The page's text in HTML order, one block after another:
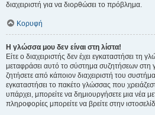
διαχειριστή για να διορθώσει το πρόβλημα.
Κορυφή
Η γλώσσα μου δεν είναι στη λίστα!
Είτε ο διαχειριστής δεν έχει εγκαταστήσει τη
μεταφράσει αυτό το σύστημα συζητήσεων
ζητήσετε από κάποιον διαχειριστή του
εγκαταστήσει το πακέτο γλώσσας που
υπάρχει, μπορείτε να δημιουργήσετε μια νέα
πληροφορίες μπορείτε να βρείτε στην